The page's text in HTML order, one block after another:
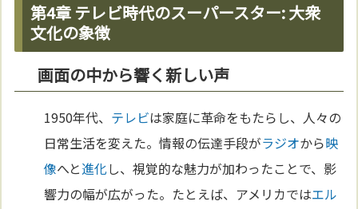
第4章 テレビ時代のスーパースター: 大衆
文化の象徴
画面の中から響く新しい声
1950年代、 テレビは家庭に革命をもたらし、人々の
日常生活を変えた。情報の伝達手段がラジオから映
像へと進化し、視覚的な魅力が加わったことで、影
響力の幅が広がった。たとえば、アメリカではエル